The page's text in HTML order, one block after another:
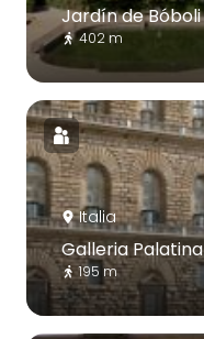
Jardín de Bóboli
402 m
Italia
Galleria Palatina
195 m